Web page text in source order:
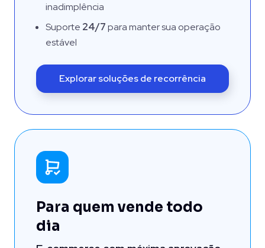
inadimplência
Suporte 24/7para manter sua operação
estável
Explorar soluções de recorrência
Para quem vende todo
dia